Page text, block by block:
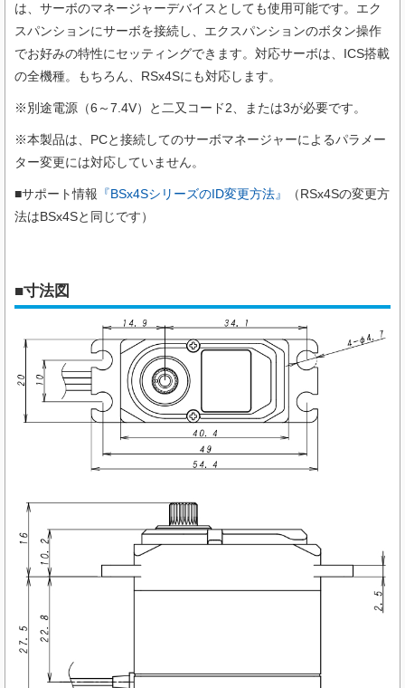
は、サーボのマネージャーデバイスとしても使用可能です。エク
スパンションにサーボを接続し、エクスパンションのボタン操作
でお好みの特性にセッティングできます。対応サーボは、ICS搭載
の全機種。もちろん、RSx4Sにも対応します。
※別途電源（6～7.4V）と二又コード2、または3が必要です。
※本製品は、PCと接続してのサーボマネージャーによるパラメー
ター変更には対応していません。
■サポート情報 『BSx4SシリーズのID変更方法』
（RSx4Sの変更方
法はBSx4Sと同じです）
■寸法図